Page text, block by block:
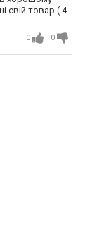
свій товар ( 4
немає книги
по залу
в касі..то
0 0